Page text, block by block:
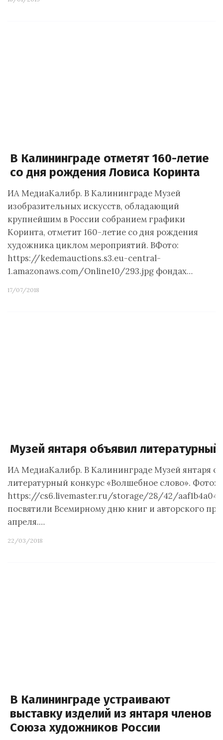
В Калининграде отметят 160-летие
со дня рождения Ловиса Коринта
ИА МедиаКалибр. В Калининграде Музей
изобразительных искусств, обладающий
крупнейшим в России собранием графики
Коринта, отметит 160-летие со дня рождения
художника циклом мероприятий. ВФото:
https://kedemauctions.s3.eu-central-
1.amazonaws.com/Online10/293.jpg фондах…
17/07/2018
Музей янтаря объявил литературный
ИА МедиаКалибр. В Калининграде Музей янтаря
литературный конкурс «Волшебное слово». Фото:
https://cs6.livemaster.ru/storage/28/42/
посвятили Всемирному дню книг и авторского
апреля.…
22/03/2018
В Калининграде устраивают
выставку изделий из янтаря членов
Союза художников России